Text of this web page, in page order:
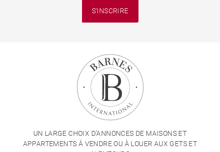
S'INSCRIRE
UN LARGE CHOIX D'ANNONCES DE MAISONS ET
APPARTEMENTS À VENDRE OU À LOUER AUX GETS ET